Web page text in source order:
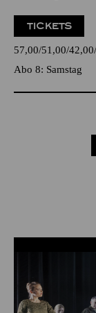
TICKETS
57,00 51,00 42,00
Abo 8: Samstag